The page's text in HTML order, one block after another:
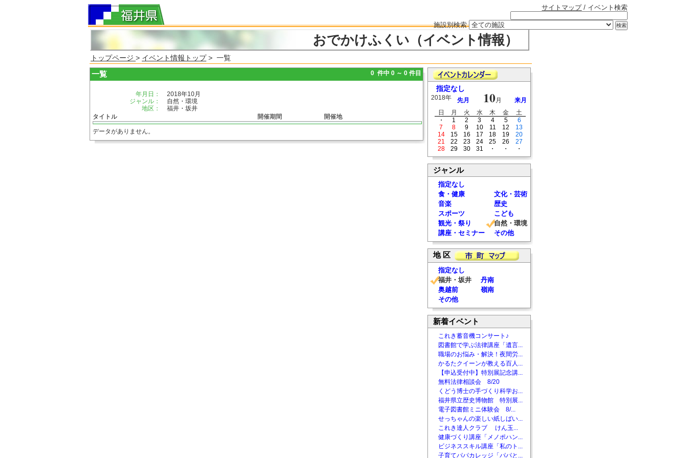
サイトマップ/ イベント検索
施設別検索
おでかけふくい（イベント情報）
トップページ > イベント情報トップ> 一覧
一覧 0 件中 0 ～ 0 件目
年月日：
2018年10月
ジャンル：
自然・環境
地区：
福井・坂井
タイトル
開催期間 開催地
データがありません。
指定なし
2018年 先月 10月
来月
日
月 火 水 木 金
土
・
1 2 3 4 5
6
7
8 9 10 11 12
13
14
15 16 17 18 19
20
21
22 23 24 25 26
27
28
29 30 31 ・ ・ ・
ジャンル
指定なし
食・健康
文化・芸術
音楽
歴史
スポーツ
こども
観光・祭り
自然・環境
講座・セミナー
その他
地 区
指定なし
福井・坂井
丹南
奥越前
嶺南
その他
新着イベント
これき蓄音機コンサート♪
図書館で学ぶ法律講座「遺言...
職場のお悩み・解決！夜間労...
かるたクイーンが教える百人...
【申込受付中】特別展記念講...
無料法律相談会 8/20
くどう博士の手づくり科学お...
福井県立歴史博物館 特別展...
電子図書館ミニ体験会 8/...
せっちゃんの楽しい紙しばい...
これき達人クラブ けん玉...
健康づくり講座「メノポハン...
ビジネススキル講座「私のト...
子育てパパカレッジ「パパと...